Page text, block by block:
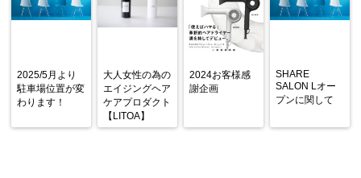
2025/5月より
駐車場位置が変
わります！
大人女性の為の
エイジングヘア
ケアプロダクト
【LITOA】
2024お客様感
謝企画
SHARE
SALON Lオー
プンに関して